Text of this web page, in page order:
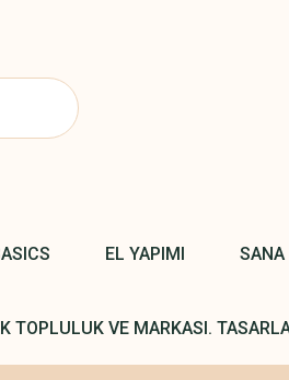
EL YAPIMI SANA
TOPLULUK VE MARKASI.